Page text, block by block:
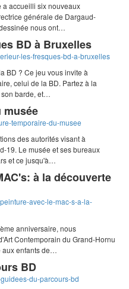
a accueilli six nouveaux
générale de Dargaud-
nous ont…
BD à Bruxelles
les-fresques-bd-a-bruxelles
BD ? Ce jeu vous invite à
celui de la BD. Partez à la
son barde, et…
musée
temporaire-du-musee
des autorités visant à
19. Le musée et ses bureaux
et ce jusqu'à…
à la découverte
avec-le-mac-s-a-la-
anniversaire, nous
Contemporain du Grand-Hornu
aux enfants de…
BD
du-parcours-bd